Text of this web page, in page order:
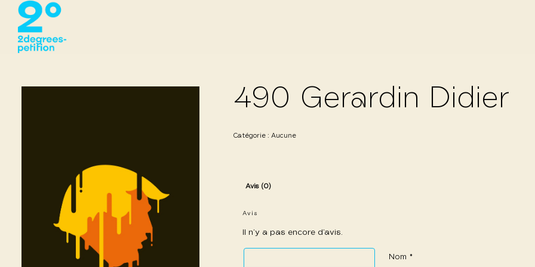
490 Gerardin Didier
Catégorie : Aucune
Avis (0)
Avis
Il n’y a pas encore d’avis.
Nom *